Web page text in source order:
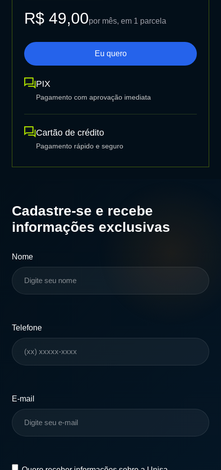
R$ 49,00por mês, em 1 parcela
Eu quero
PIX
Pagamento com aprovação imediata
Cartão de crédito
Pagamento rápido e seguro
Cadastre-se e recebe
informações exclusivas
Nome
Telefone
E-mail